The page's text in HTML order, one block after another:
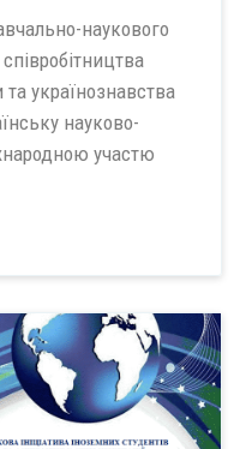
наукового
українознавства
науково-
участю